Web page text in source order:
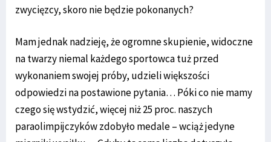
zwycięzcy, skoro nie będzie pokonanych?
Mam jednak nadzieję, że ogromne skupienie, widoczne
na twarzy niemal każdego sportowca tuż przed
wykonaniem swojej próby, udzieli większości
odpowiedzi na postawione pytania… Póki co nie mamy
czego się wstydzić, więcej niż 25 proc. naszych
paraolimpijczyków zdobyło medale – wciąż jedyne